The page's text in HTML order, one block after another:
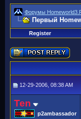
Форумы
Первый
Register
12-29-2006, 08:38 AM
Ten
p2ambassador